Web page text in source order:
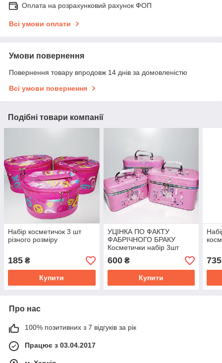
Оплата на розрахунковий рахунок ФОП
Всі умови оплати
Умови повернення
Повернення товару впродовж 14 днів за домовленістю
Всі умови повернення
Подібні товари компанії
Набір косметичок 3 шт
різного розміру
185 ₴
Купити
УЦІНКА ПО ФАКТУ
ФАБРІЧНОГО БРАКУ
Косметички набір 3шт
600₴
Купити
735
Про нас
100% позитивних з 7 відгуків за рік
Працює з 03.04.2017